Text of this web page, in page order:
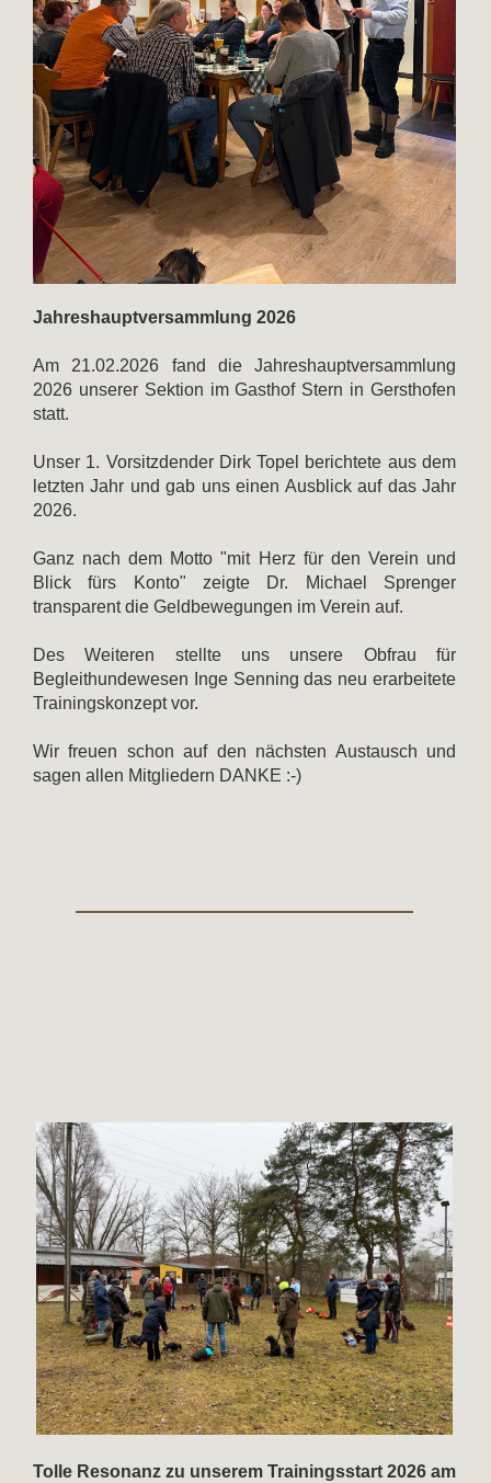
Jahreshauptversammlung 2026
Am 21.02.2026 fand die Jahreshauptversammlung
2026 unserer Sektion im Gasthof Stern in Gersthofen
statt.
Unser 1. Vorsitzdender Dirk Topel berichtete aus dem
letzten Jahr und gab uns einen Ausblick auf das Jahr
2026.
Ganz nach dem Motto "mit Herz für den Verein und
Blick fürs Konto" zeigte Dr. Michael Sprenger
transparent die Geldbewegungen im Verein auf.
Des Weiteren stellte uns unsere Obfrau für
Begleithundewesen Inge Senning das neu erarbeitete
Trainingskonzept vor.
Wir freuen schon auf den nächsten Austausch und
sagen allen Mitgliedern DANKE :-)
Tolle Resonanz zu unserem Trainingsstart 2026 am